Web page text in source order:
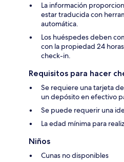
La información
estar traducida con
automática.
Los huéspedes deben
con la propiedad 24
check-in.
Requisitos para hacer
Se requiere una tarjeta
un depósito en efectivo
Se puede requerir una
La edad mínima para
Niños
Cunas no disponibles